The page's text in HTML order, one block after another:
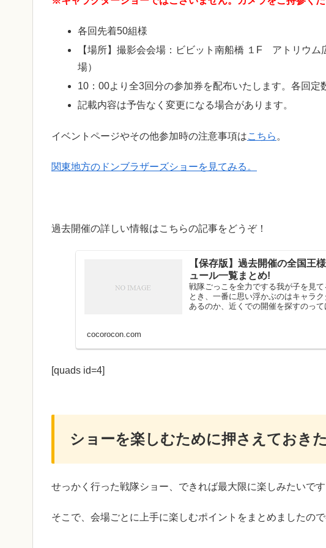
各回先着50組様
【場所】撮影会会場：ビビット南船橋 １F アトリ
場）
10：00より全3回分の参加券を配布いたします。各回定
記載内容は予告なく変更になる場合があります。
イベントページやその他参加時の注意事項はこちら 。
関東地方のドンブラザーズショーを見てみる。
過去開催の詳しい情報はこちらの記事をどうぞ！
【保存版】過去開催の全国王
ュール一覧まとめ!
戦隊ごっこを全力でする我が子を見
とき、一番に思い浮かぶのはキャラ
あるのか、近くでの開催を探すのっ
cocorocon.com
[quads id=4]
ショーを楽しむために押さえておき
せっかく行った戦隊ショー、できれば最大限に楽しみたいです
そこで、会場ごとに上手に楽しむポイントをまとめましたの